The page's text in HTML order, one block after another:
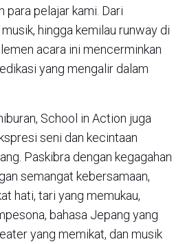
para pelajar kami. Dari
hingga kemilau runway di
acara ini mencerminkan
yang mengalir dalam
School in Action juga
seni dan kecintaan
Paskibra dengan kegagahan
semangat kebersamaan,
hati, tari yang memukau,
bahasa Jepang yang
yang memikat, dan musik